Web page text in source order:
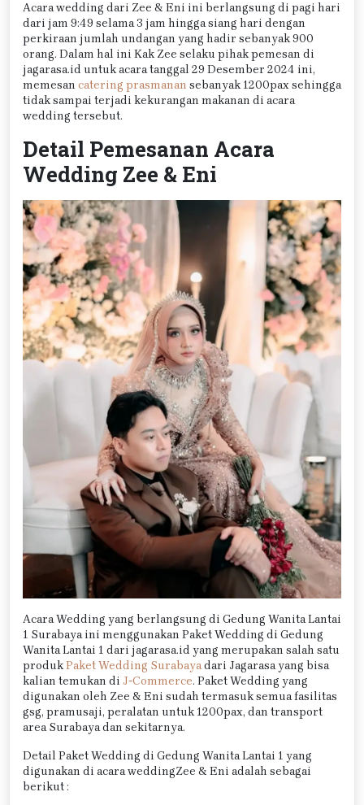
Acara wedding dari Zee & Eni ini berlangsung di pagi hari
dari jam 9:49 selama 3 jam hingga siang hari dengan
perkiraan jumlah undangan yang hadir sebanyak 900
orang. Dalam hal ini Kak Zee selaku pihak pemesan di
jagarasa.id untuk acara tanggal 29 Desember 2024 ini,
memesan catering prasmanan sebanyak 1200pax sehingga
tidak sampai terjadi kekurangan makanan di acara
wedding tersebut.
Detail Pemesanan Acara
Wedding Zee & Eni
Acara Wedding yang berlangsung di Gedung Wanita Lantai
1 Surabaya ini menggunakan Paket Wedding di Gedung
Wanita Lantai 1 dari jagarasa.id yang merupakan salah satu
produkPaket Wedding Surabayadari Jagarasa yang bisa
kalian temukan di J-Commerce. Paket Wedding yang
digunakan oleh Zee & Eni sudah termasuk semua fasilitas
gsg, pramusaji, peralatan untuk 1200pax, dan transport
area Surabaya dan sekitarnya.
Detail Paket Wedding di Gedung Wanita Lantai 1 yang
digunakan di acara weddingZee & Eni adalah sebagai
berikut :